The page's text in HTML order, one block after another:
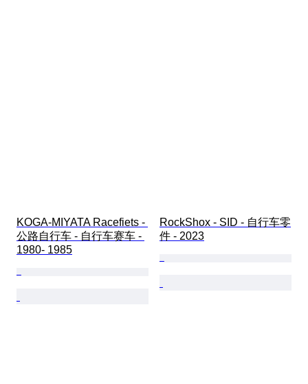
KOGA-MIYATA Racefiets -
公路自行车 - 自行车赛车 -
1980- 1985
RockShox - SID - 自行车零
件 - 2023